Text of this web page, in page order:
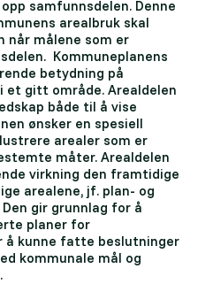
samfunnsdelen. Denne
arealbruk skal
når målene som er
Kommuneplanens
betydning på
et gitt område. Arealdelen
både til å vise
ønsker en spesiell
arealer som er
måter. Arealdelen
virkning den framtidige
arealene, jf. plan- og
gir grunnlag for å
planer for
å kunne fatte beslutninger
kommunale mål og